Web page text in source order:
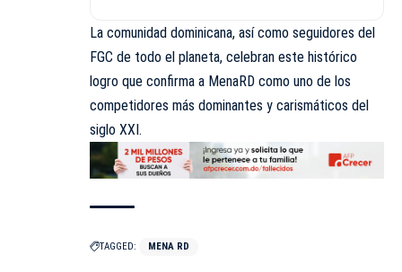
La comunidad dominicana, así como seguidores del
FGC de todo el planeta, celebran este histórico
logro que confirma a MenaRD como uno de los
competidores más dominantes y carismáticos del
siglo XXI.
TAGGED: MENA RD